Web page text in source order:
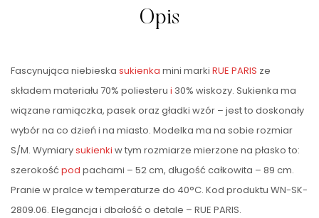
Opis
Fascynująca niebieska sukienka mini marki RUE PARIS ze
składem materiału 70% poliesteru i 30% wiskozy. Sukienka ma
wiązane ramiączka, pasek oraz gładki wzór – jest to doskonały
wybór na co dzień i na miasto. Modelka ma na sobie rozmiar
S/M. Wymiarysukienki w tym rozmiarze mierzone na płasko to:
szerokość pod pachami – 52 cm, długość całkowita – 89 cm.
Pranie w pralce w temperaturze do 40°C. Kod produktu WN-SK-
2809.06. Elegancja i dbałość o detale – RUE PARIS.